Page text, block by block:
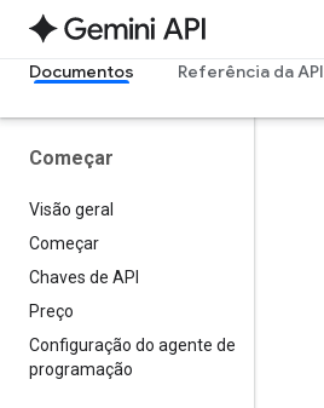
Documentos Referência da API
Começar
Visão geral
Começar
Chaves de API
Preço
Configuração do agente de
programação